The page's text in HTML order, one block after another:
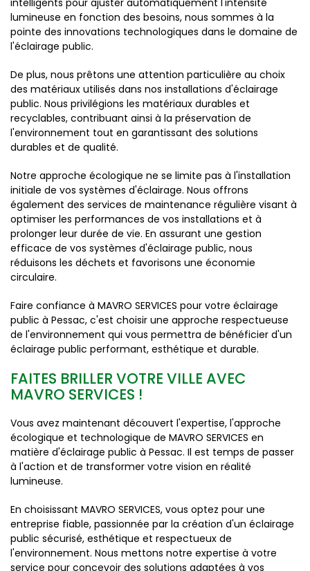
intelligents pour ajuster automatiquement l'intensité
lumineuse en fonction des besoins, nous sommes à la
pointe des innovations technologiques dans le domaine de
l'éclairage public.
De plus, nous prêtons une attention particulière au choix
des matériaux utilisés dans nos installations d'éclairage
public. Nous privilégions les matériaux durables et
recyclables, contribuant ainsi à la préservation de
l'environnement tout en garantissant des solutions
durables et de qualité.
Notre approche écologique ne se limite pas à l'installation
initiale de vos systèmes d'éclairage. Nous offrons
également des services de maintenance régulière visant à
optimiser les performances de vos installations et à
prolonger leur durée de vie. En assurant une gestion
efficace de vos systèmes d'éclairage public, nous
réduisons les déchets et favorisons une économie
circulaire.
Faire confiance à MAVRO SERVICES pour votre éclairage
public à Pessac, c'est choisir une approche respectueuse
de l'environnement qui vous permettra de bénéficier d'un
éclairage public performant, esthétique et durable.
FAITES BRILLER VOTRE VILLE AVEC
MAVRO SERVICES !
Vous avez maintenant découvert l'expertise, l'approche
écologique et technologique de MAVRO SERVICES en
matière d'éclairage public à Pessac. Il est temps de passer
à l'action et de transformer votre vision en réalité
lumineuse.
En choisissant MAVRO SERVICES, vous optez pour une
entreprise fiable, passionnée par la création d'un éclairage
public sécurisé, esthétique et respectueux de
l'environnement. Nous mettons notre expertise à votre
service pour concevoir des solutions adaptées à vos